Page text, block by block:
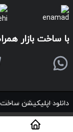
دانلود اپلیکیشن ساخت
با ساخت بازار
تمامی حقوق و